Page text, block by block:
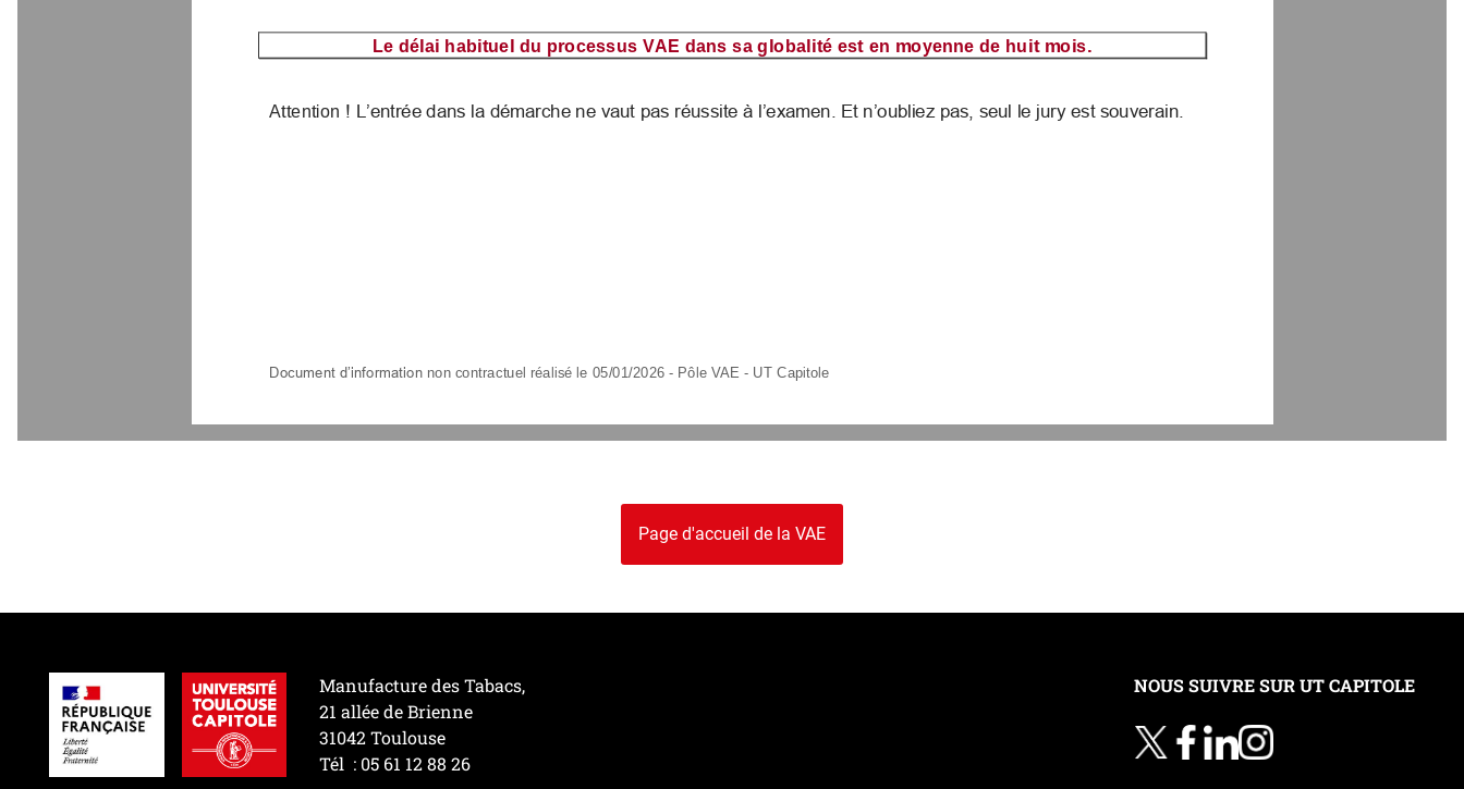
Document d’information non contractuel réalisé le
05/01/2026 - Pôle VAE - UT Capitole
Le délai habituel du processus VAE dans sa globalité est en moyenne de huit mois.
Attention! L’entrée dans la démarche ne vaut pas réussite à l’examen. Et n’oubliez pas, seul le jury est souverain.
Page d'accueil de la VAE
Manufacture des Tabacs,
21 allée de Brienne
31042 Toulouse
Tél : 05 61 12 88 26
NOUS SUIVRE SUR UT CAPITOLE